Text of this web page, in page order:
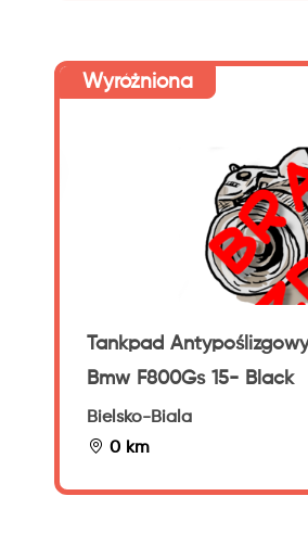
Wyróżniona
Tankpad
Bmw F800Gs 15- Black
Bielsko-Biala
0 km